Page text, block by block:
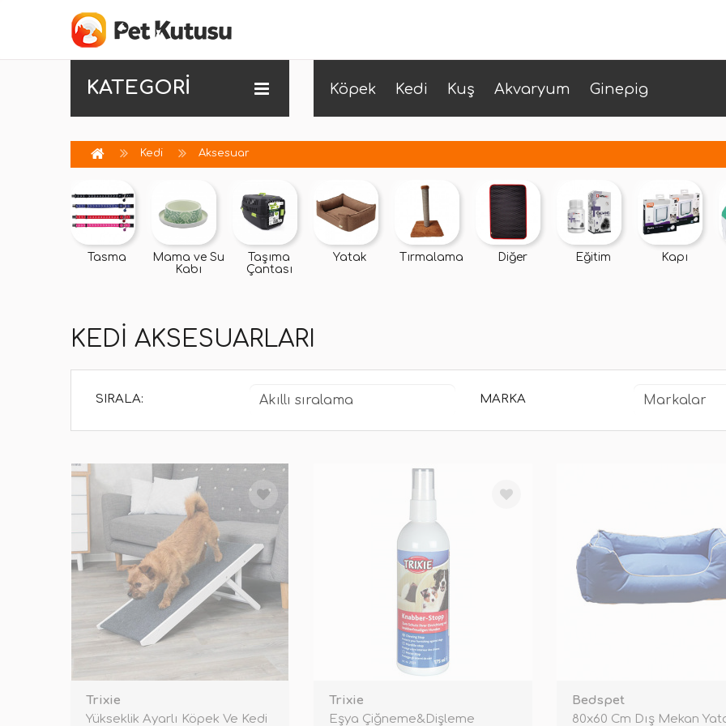
KATEGORİ Köpek Kedi Kuş Akvaryum Ginepig
Kedi Aksesuar
Tasma
Mama ve Su
Kabı
Taşıma
Çantası
Yatak Tırmalama Diğer Eğitim Kapı
KEDI AKSESUARLARI
SIRALA: MARKA
Trixie
Yükseklik Ayarlı Köpek Ve Kedi
Trixie
Eşya Çiğneme&Dişleme
Bedspet
80x60 Cm Dış Mekan